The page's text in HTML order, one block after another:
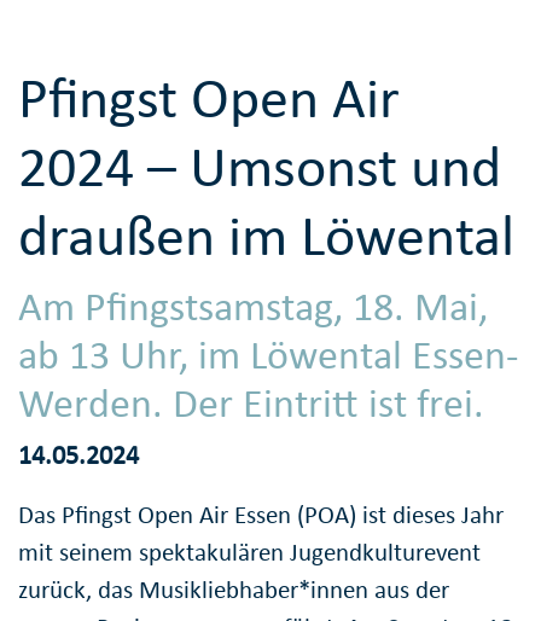
Pfingst Open Air
2024 – Umsonst und
draußen im Löwental
Am Pfingstsamstag, 18. Mai,
ab 13 Uhr, im Löwental Essen-
Werden. Der Eintritt ist frei.
14.05.2024
Das Pfingst Open Air Essen (POA) ist dieses Jahr
mit seinem spektakulären Jugendkulturevent
zurück, das Musikliebhaber*innen aus der